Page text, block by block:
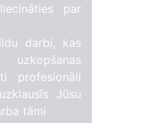
par
darbi, kas
profesionāli
Jūsu
tāmi